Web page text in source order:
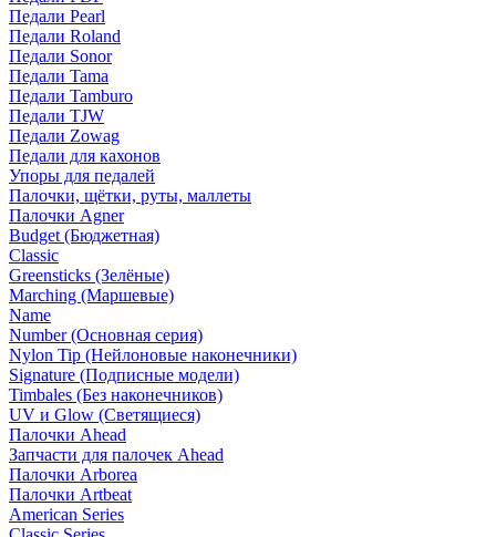
Педали Pearl
Педали Roland
Педали Sonor
Педали Tama
Педали Tamburo
Педали TJW
Педали Zowag
Педали для кахонов
Упоры для педалей
Палочки, щётки, руты, маллеты
Палочки Agner
Budget (Бюджетная)
Classic
Greensticks (Зелёные)
Marching (Маршевые)
Name
Number (Основная серия)
Nylon Tip (Нейлоновые наконечники)
Signature (Подписные модели)
Timbales (Без наконечников)
UV и Glow (Светящиеся)
Палочки Ahead
Запчасти для палочек Ahead
Палочки Arborea
Палочки Artbeat
American Series